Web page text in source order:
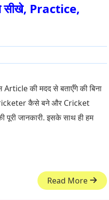
Practice,
की मदद से बताएँगे की बिना
कैसे बने और Cricket
जानकारी. इसके साथ ही हम
Read More